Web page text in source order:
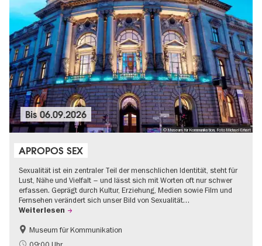
© Museum für Kommunikation, Foto Michael Erhart
Bis06.09.2026
APROPOS SEX
Sexualität ist ein zentraler Teil der menschlichen Identität, steht für
Lust, Nähe und Vielfalt – und lässt sich mit Worten oft nur schwer
erfassen. Geprägt durch Kultur, Erziehung, Medien sowie Film und
Fernsehen verändert sich unser Bild von Sexualität…
Weiterlesen
Politik & Gesellschaft
Teenager
Museum für Kommunikation